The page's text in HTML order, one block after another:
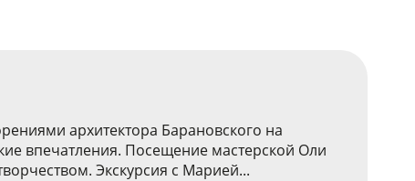
архитектора Барановского на
впечатления. Посещение мастерской Оли
Экскурсия с Марией...